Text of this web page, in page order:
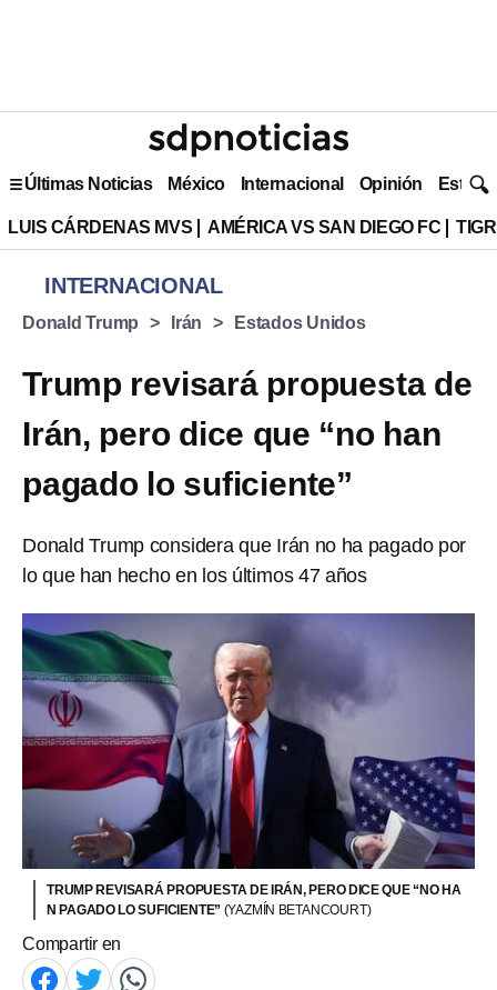
Últimas Noticias México Internacional Opinión Estilo
LUIS CÁRDENAS MVS AMÉRICA VS SAN DIEGO FC
INTERNACIONAL
Donald Trump Irán Estados Unidos
Trump revisará propuesta de
Irán, pero dice que “no han
pagado lo suficiente”
Donald Trump considera que Irán no ha pagado por
lo que han hecho en los últimos 47 años
TRUMP REVISARÁ PROPUESTA DE IRÁN, PERO DICE QUE “NO HA
N PAGADO LO SUFICIENTE” (YAZMÍN BETANCOURT)
Compartir en